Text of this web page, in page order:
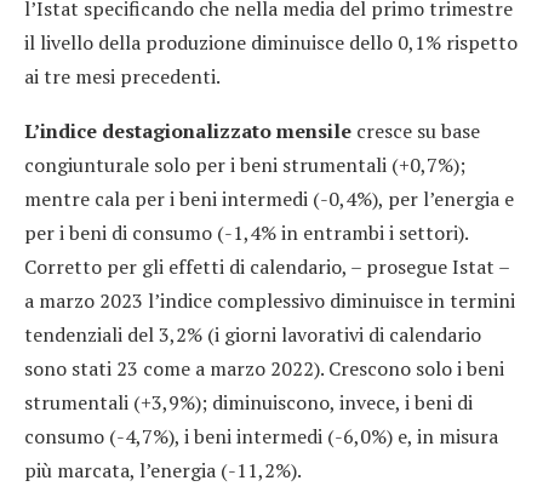
l’Istat specificando che nella media del primo trimestre
il livello della produzione diminuisce dello 0,1% rispetto
ai tre mesi precedenti.
L’indice destagionalizzato mensile cresce su base
congiunturale solo per i beni strumentali (+0,7%);
mentre cala per i beni intermedi (-0,4%), per l’energia e
per i beni di consumo (-1,4% in entrambi i settori).
Corretto per gli effetti di calendario, – prosegue Istat –
a marzo 2023 l’indice complessivo diminuisce in termini
tendenziali del 3,2% (i giorni lavorativi di calendario
sono stati 23 come a marzo 2022). Crescono solo i beni
strumentali (+3,9%); diminuiscono, invece, i beni di
consumo (-4,7%), i beni intermedi (-6,0%) e, in misura
più marcata, l’energia (-11,2%).